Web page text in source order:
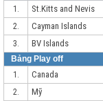
1.
St.Kitts and Nevis
2.
Cayman Islands
3.
BV Islands
Bảng Play off
1.
Canada
2.
Mỹ